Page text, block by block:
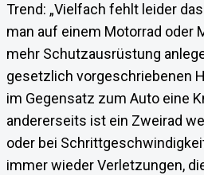
Trend: „Vielfach fehlt leider
man auf einem Motorrad oder
mehr Schutzausrüstung
gesetzlich vorgeschriebenen
im Gegensatz zum Auto eine
andererseits ist ein Zweirad
oder bei
immer wieder Verletzungen,